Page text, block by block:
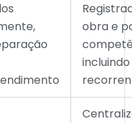
obra e